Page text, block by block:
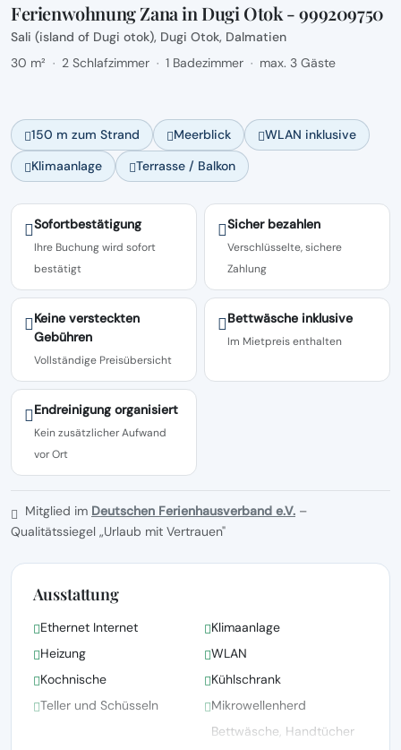
Ferienwohnung Zana in Dugi Otok - 999209750
Sali (island of Dugi otok), Dugi Otok, Dalmatien
30 m² · 2 Schlafzimmer · 1 Badezimmer · max. 3 Gäste
150 m zum Strand Meerblick
WLAN inklusive
Klimaanlage
Terrasse / Balkon
Sofortbestätigung
Ihre Buchung wird sofort
bestätigt
Sicher bezahlen
Verschlüsselte, sichere
Zahlung
Keine versteckten
Gebühren
Vollständige Preisübersicht
Bettwäsche inklusive
Im Mietpreis enthalten
Endreinigung organisiert
Kein zusätzlicher Aufwand
vor Ort
Mitglied im Deutschen Ferienhausverband e.V. –
Qualitätssiegel „Urlaub mit Vertrauen"
Ausstattung
Ethernet Internet
Klimaanlage
Heizung
WLAN
Kochnische
Kühlschrank
Teller und Schüsseln
Mikrowellenherd
Bettwäsche, Handtücher